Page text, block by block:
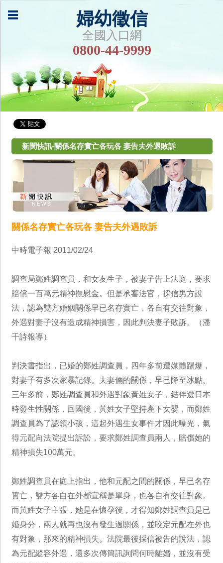
婦幼徵信
全國入口網
0800-44-9999
新聞快訊-關係名存實亡各玩各 妻告夫外遇敗訴
關係名存實亡各玩各 妻告夫外遇敗訴
中時電子報 2011/02/24
調查局鄭姓調查員，和女友生子，被妻子告上法庭，要求
賠償一百萬元精神撫慰金。但是承審法官，採信男方說
法，認為雙方婚姻關係早已名存實亡，各自有交往對象，
外遇對妻子沒有造成精神損害，因此判決妻子敗訴。（潘
千詩報導）
判決書指出，已婚的鄭姓調查員，四年多前遭媒體踢爆，
對妻子有多次家暴記錄。夫妻倆的關係，早已降至冰點。
三年多前，鄭姓調查員和外遇對象黃姓女子，結伴遊日本
時發生性關係，回國後，黃姓女子堅持產下女嬰，而鄭姓
調查員為了認領小孩，這起外遇生女事件才因此曝光，氣
得元配向法院提出訴訟，要求鄭姓調查員兩人，賠償她的
精神損失100萬元。
鄭姓調查員在庭上指出，他和元配之間的關係，早已名存
實亡，雙方各自在外都宣稱是單身，也各自有交往對象。
而黃姓女子主張，她是在懷孕後，才得知鄭姓調查員是已
婚身分，兩人就再也沒有發生過關係，並咬定元配在外也
有對象，那來的精神損失。法院最後採信被告的說法，認
為元配縱容外遇，還多次傳簡訊詢問何時離婚，並沒有受